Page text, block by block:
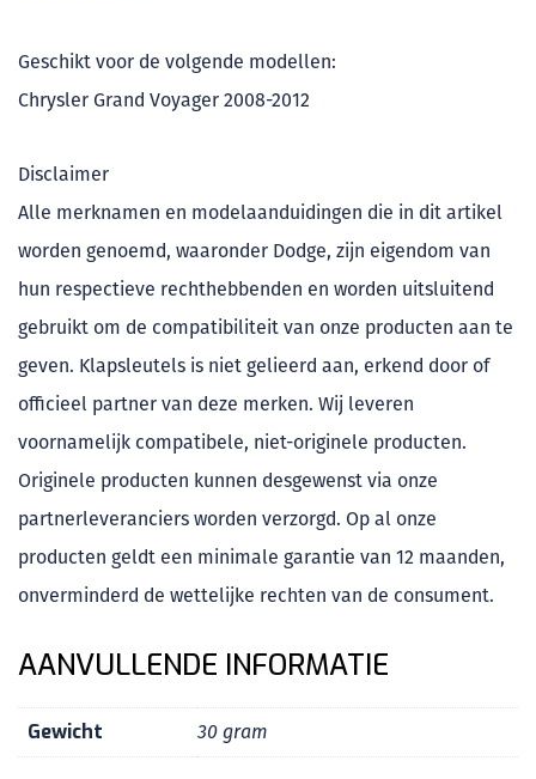
Geschikt voor de volgende modellen:
Chrysler Grand Voyager 2008-2012
Disclaimer
Alle merknamen en modelaanduidingen die in dit artikel
worden genoemd, waaronder Dodge, zijn eigendom van
hun respectieve rechthebbenden en worden uitsluitend
gebruikt om de compatibiliteit van onze producten aan te
geven. Klapsleutels is niet gelieerd aan, erkend door of
officieel partner van deze merken. Wij leveren
voornamelijk compatibele, niet-originele producten.
Originele producten kunnen desgewenst via onze
partnerleveranciers worden verzorgd. Op al onze
producten geldt een minimale garantie van 12 maanden,
onverminderd de wettelijke rechten van de consument.
AANVULLENDE INFORMATIE
Gewicht 30 gram